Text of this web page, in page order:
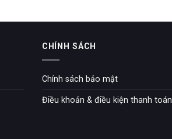
CHÍNH SÁCH
Chính sách bảo mật
Điều khoản & điều kiện thanh toán